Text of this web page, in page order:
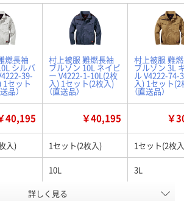
燃長袖
シルバ
39-
1セット
品）
村上被服 難燃長袖
ブルゾン 10L ネイビ
ー V4222-1-10L(2枚
入) 1セット(2枚入)
（直送品）
村上被服 難
ブルゾン 3L
ル V4222-74-
入) 1セット(2
（直送品）
40,195 ￥40,195 ￥
入) 1セット(2枚入) 1セット(2枚
10L 3L
ネイビー キャメル
詳しく見る